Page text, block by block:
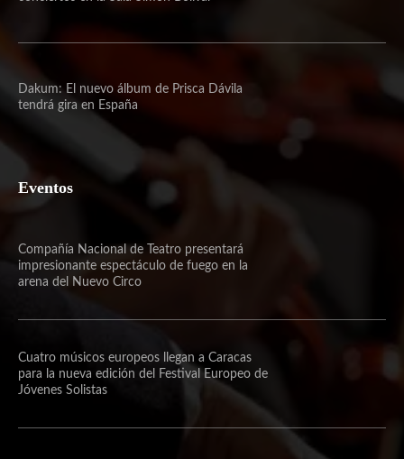
Dakum: El nuevo álbum de Prisca Dávila
tendrá gira en España
Eventos
Compañía Nacional de Teatro presentará
impresionante espectáculo de fuego en la
arena del Nuevo Circo
Cuatro músicos europeos llegan a Caracas
para la nueva edición del Festival Europeo de
Jóvenes Solistas